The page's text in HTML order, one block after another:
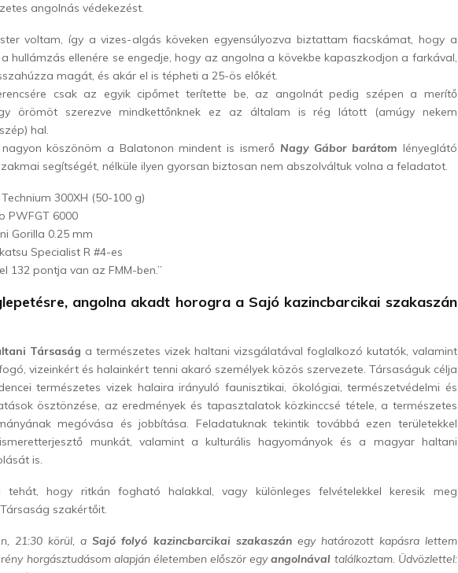
angolnás védekezést.
voltam, így a vizes-algás köveken egyensúlyozva biztattam fiacskámat, hogy a
hullámzás ellenére se engedje, hogy az angolna a kövekbe kapaszkodjon a farkával,
magát, és akár el is tépheti a 25-ös előkét.
csak az egyik cipőmet terítette be, az angolnát pedig szépen a merítő
örömöt szerezve mindkettőnknek ez az általam is rég látott (amúgy nekem
hal.
köszönöm a Balatonon mindent is ismerő Nagy Gábor barátom lényeglátó
segítségét, nélküle ilyen gyorsan biztosan nem abszolváltuk volna a feladatot.
300XH (50-100 g)
PWFGT 6000
Gorilla 0.25 mm
Specialist R #4-es
132 pontja van az FMM-ben.”
angolna akadt horogra a Sajó kazincbarcikai szakaszán
Társaság a természetes vizek haltani vizsgálatával foglalkozó kutatók, valamint
vizeinkért és halainkért tenni akaró személyek közös szervezete. Társaságuk célja
természetes vizek halaira irányuló faunisztikai, ökológiai, természetvédelmi és
ösztönzése, az eredmények és tapasztalatok közkinccsé tétele, a természetes
megóvása és jobbítása. Feladatuknak tekintik továbbá ezen területekkel
munkát, valamint a kulturális hagyományok és a magyar haltani
is.
tehát, hogy ritkán fogható halakkal, vagy különleges felvételekkel keresik meg
szakértőit.
21:30 körül, aSajó folyó kazincbarcikai szakaszánegy határozott kapásra lettem
horgásztudásom alapján életemben először egyangolnával találkoztam. Üdvözlettel: